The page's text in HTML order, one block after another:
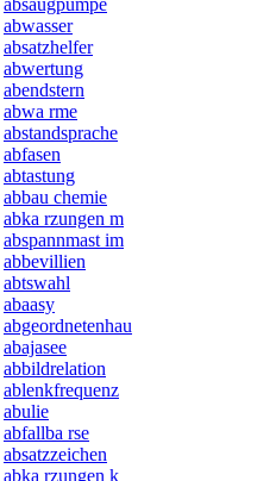
absaugpumpe
abwasser
absatzhelfer
abwertung
abendstern
abwa rme
abstandsprache
abfasen
abtastung
abbau chemie
abka rzungen m
abspannmast im
abbevillien
abtswahl
abaasy
abgeordnetenhau
abajasee
abbildrelation
ablenkfrequenz
abulie
abfallba rse
absatzzeichen
abka rzungen k